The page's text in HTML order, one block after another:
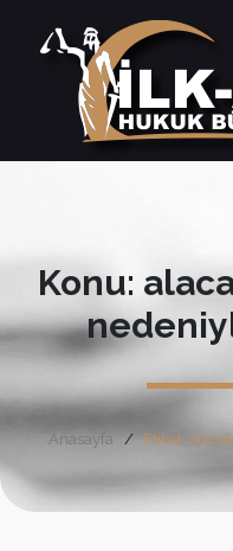
Konu:
Anasayfa Etiket: